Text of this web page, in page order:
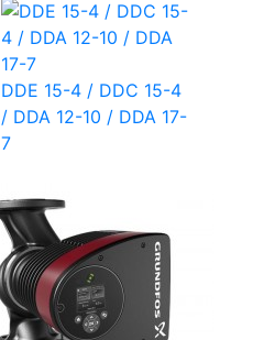
DDE 15-4 / DDC 15-4
/ DDA 12-10 / DDA 17-
7